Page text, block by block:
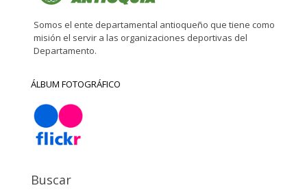
Somos el ente departamental antioqueño que tiene como
misión el servir a las organizaciones deportivas del
Departamento.
ÁLBUM FOTOGRÁFICO
Buscar